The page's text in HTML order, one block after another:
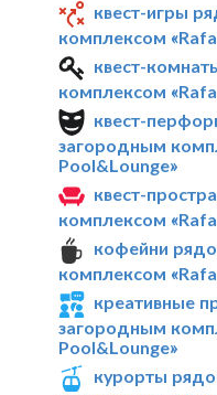
квест-игры
комплексом
квест-
комплексом
квест-
загородным
Pool&Lounge»
квест-
комплексом
кофейни
комплексом
креативные
загородным
Pool&Lounge»
курорты